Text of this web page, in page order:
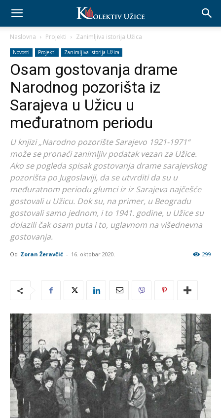
Naslovna Projekti Zanimljiva istorija Užica
Novosti Projekti Zanimljiva istorija Užica
Osam gostovanja drame
Narodnog pozorišta iz
Sarajeva u Užicu u
međuratnom periodu
U knjizi „Narodno pozorište Sarajevo 1921-1971“
može se pronaći zanimljiv podatak vezan za Užice.
Ako se pogleda spisak gostovanja drame sarajevskog
pozorišta po Jugoslaviji, da se utvrditi da su u
međuratnom periodu glumci iz iz Sarajeva najčešće
gostovali u Užicu. Dok su, na primer, u Beogradu
gostovali samo jednom, i to 1941. godine, u Užice su
dolazili čak osam puta i to, uglavnom na višednevna
gostovanja.
Od Zoran Žeravčić - 16. oktobar 2020. 299